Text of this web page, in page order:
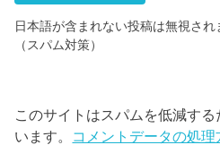
日本語が含まれない投稿は無視され
（スパム対策）
このサイトはスパムを低減す
います。 コメントデータの処